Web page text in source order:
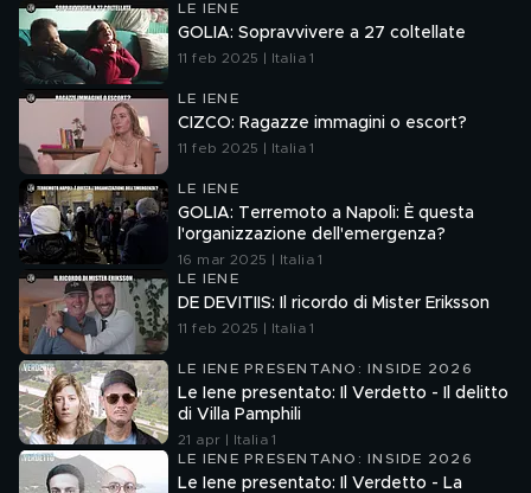
LE IENE
GOLIA: Sopravvivere a 27 coltellate
11 feb 2025 | Italia 1
LE IENE
CIZCO: Ragazze immagini o escort?
11 feb 2025 | Italia 1
LE IENE
GOLIA: Terremoto a Napoli: È questa
l'organizzazione dell'emergenza?
16 mar 2025 | Italia 1
LE IENE
DE DEVITIIS: Il ricordo di Mister Eriksson
11 feb 2025 | Italia 1
LE IENE PRESENTANO: INSIDE 2026
Le Iene presentato: Il Verdetto - Il delitto
di Villa Pamphili
21 apr | Italia 1
LE IENE PRESENTANO: INSIDE 2026
Le Iene presentato: Il Verdetto - La